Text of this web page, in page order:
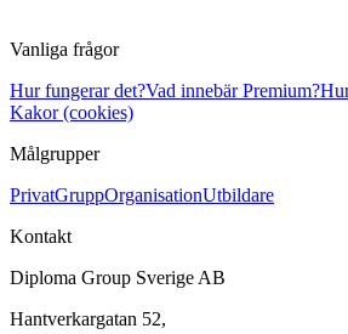
Vanliga frågor
Hur fungerar det?Vad innebär Premium?
Kakor (cookies)
Målgrupper
PrivatGruppOrganisationUtbildare
Kontakt
Diploma Group Sverige AB
Hantverkargatan 52,